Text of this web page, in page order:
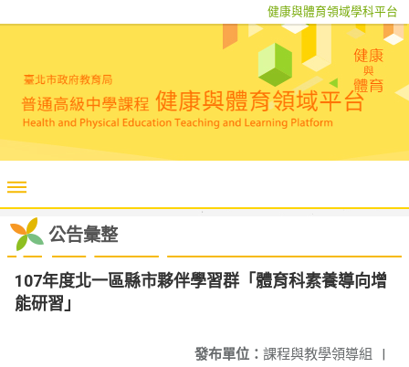
健康與體育領域學科平台
公告彙整
107年度北一區縣市夥伴學習群「體育科素養導向增
能研習」
發布單位： 課程與教學領導組 |